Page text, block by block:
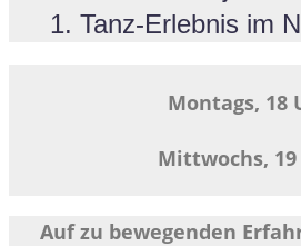
1. Tanz-Erlebnis im
Montags, 18
Mittwochs,
Auf zu bewegenden